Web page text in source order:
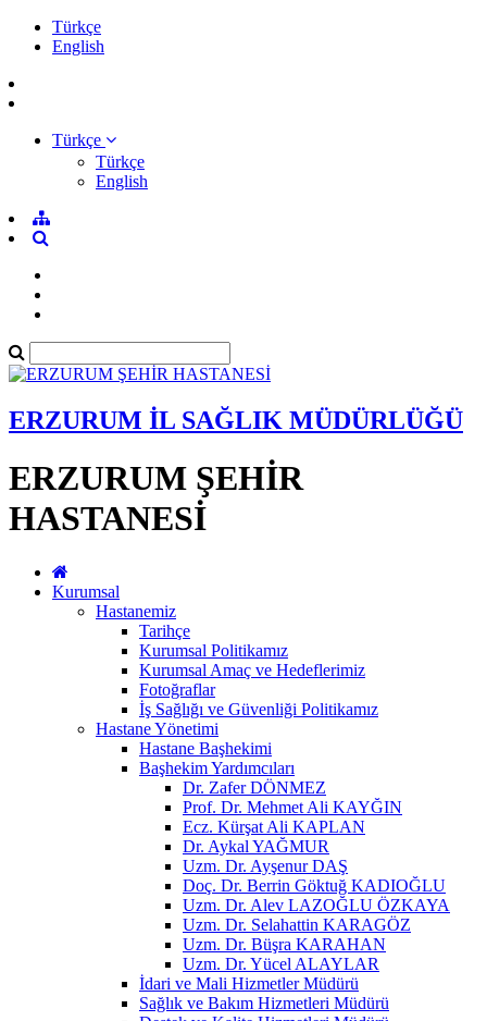
Türkçe
English
Türkçe
Türkçe
English
ERZURUM İL SAĞLIK MÜDÜRLÜĞÜ
ERZURUM ŞEHİR
HASTANESİ
Kurumsal
Hastanemiz
Tarihçe
Kurumsal Politikamız
Kurumsal Amaç ve Hedeflerimiz
Fotoğraflar
İş Sağlığı ve Güvenliği Politikamız
Hastane Yönetimi
Hastane Başhekimi
Başhekim Yardımcıları
Dr. Zafer DÖNMEZ
Prof. Dr. Mehmet Ali KAYĞIN
Ecz. Kürşat Ali KAPLAN
Dr. Aykal YAĞMUR
Uzm. Dr. Ayşenur DAŞ
Doç. Dr. Berrin Göktuğ KADIOĞLU
Uzm. Dr. Alev LAZOĞLU ÖZKAYA
Uzm. Dr. Selahattin KARAGÖZ
Uzm. Dr. Büşra KARAHAN
Uzm. Dr. Yücel ALAYLAR
İdari ve Mali Hizmetler Müdürü
Sağlık ve Bakım Hizmetleri Müdürü